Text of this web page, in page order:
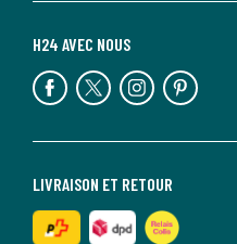
LIVRAISON ET RETOUR
H24 AVEC NOUS